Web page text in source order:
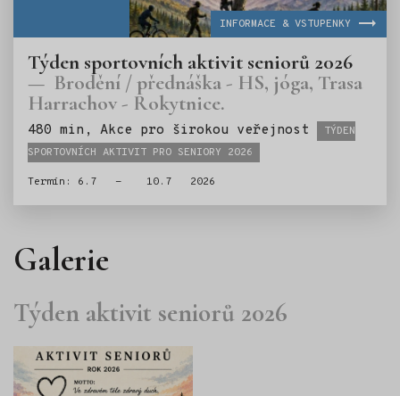
Týden sportovních aktivit seniorů 2026
Brodění / přednáška - HS, jóga, Trasa
Harrachov - Rokytnice.
480 min, Akce pro širokou veřejnost Štítky:
TÝDEN
SPORTOVNÍCH AKTIVIT PRO SENIORY 2026
Termín: 6.7 - 10.7 2026
INFORMACE & VSTUPENKY
Galerie
Týden aktivit seniorů 2026